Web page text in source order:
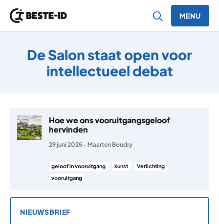
MENU
De Salon staat open voor
intellectueel debat
Hoe we ons vooruitgangsgeloof
hervinden
29 juni 2025 - Maarten Boudry
geloof in vooruitgang kunst
Verlichting
vooruitgang
NIEUWSBRIEF